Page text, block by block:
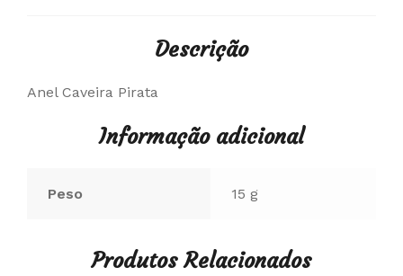
Descrição
Anel Caveira Pirata
Informação adicional
Peso 15 g
Produtos Relacionados